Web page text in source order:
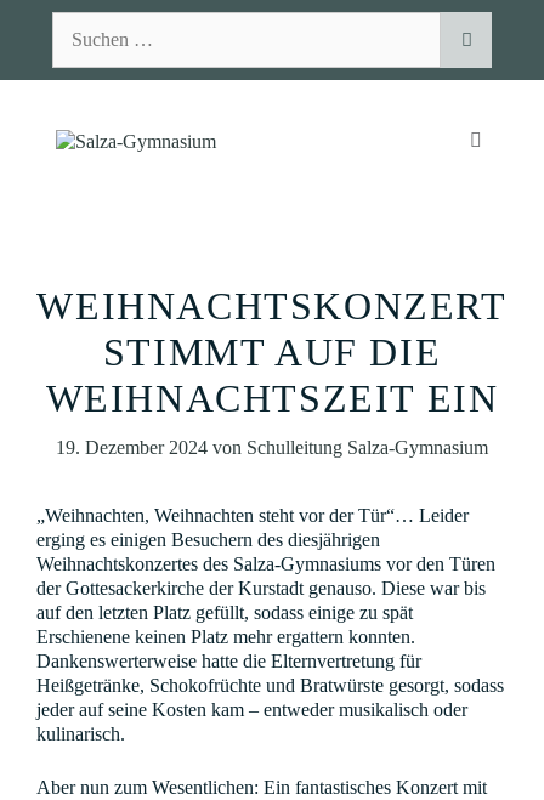
nach:
WEIHNACHTSKONZERT
STIMMT AUF DIE
WEIHNACHTSZEIT EIN
19. Dezember 2024 von Schulleitung Salza-Gymnasium
„Weihnachten, Weihnachten steht vor der Tür“… Leider
erging es einigen Besuchern des diesjährigen
Weihnachtskonzertes des Salza-Gymnasiums vor den Türen
der Gottesackerkirche der Kurstadt genauso. Diese war bis
auf den letzten Platz gefüllt, sodass einige zu spät
Erschienene keinen Platz mehr ergattern konnten.
Dankenswerterweise hatte die Elternvertretung für
Heißgetränke, Schokofrüchte und Bratwürste gesorgt, sodass
jeder auf seine Kosten kam – entweder musikalisch oder
kulinarisch.
Aber nun zum Wesentlichen: Ein fantastisches Konzert mit